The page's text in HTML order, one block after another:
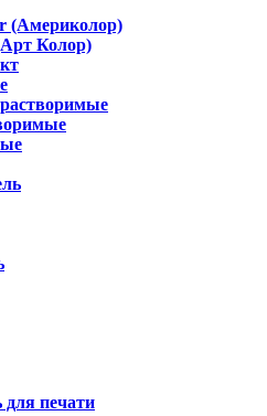
(Америколор)
Колор)
для печати